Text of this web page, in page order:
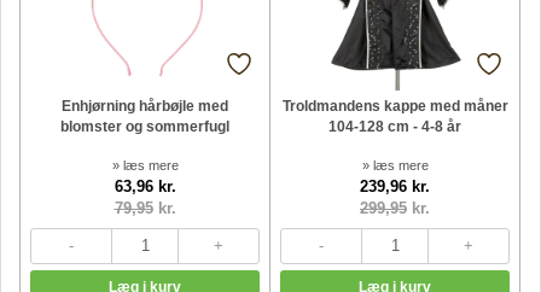
Enhjørning hårbøjle med
blomster og sommerfugl
» læs mere
63,96 kr.
79,95kr.
Troldmandens kappe med måner
104-128 cm - 4-8 år
» læs mere
239,96 kr.
299,95 kr.